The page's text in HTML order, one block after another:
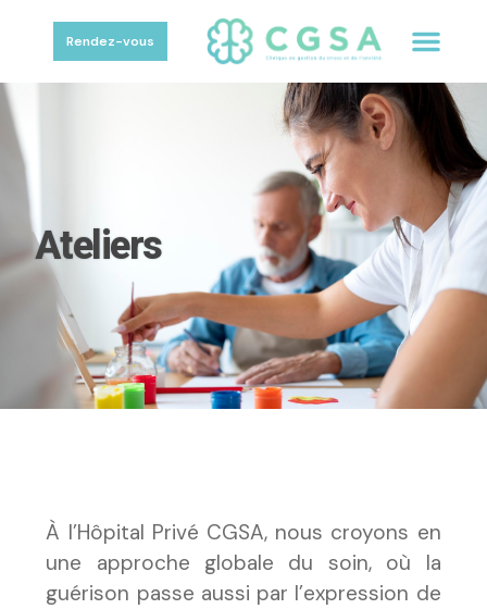
Rendez-vous
Ateliers
À l’Hôpital Privé CGSA, nous croyons en
une approche globale du soin, où la
guérison passe aussi par l’expression de